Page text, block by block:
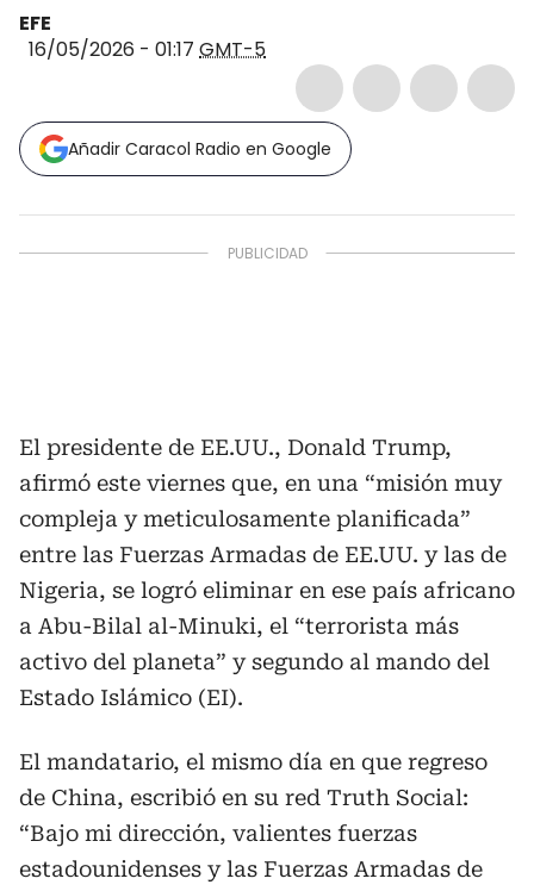
EFE
16/05/2026 - 01:17 GMT-5
Añadir Caracol Radio en Google
El presidente de EE.UU., Donald Trump,
afirmó este viernes que, en una “misión muy
compleja y meticulosamente planificada”
entre las Fuerzas Armadas de EE.UU. y las de
Nigeria, se logró eliminar en ese país africano
a Abu-Bilal al-Minuki, el “terrorista más
activo del planeta” y segundo al mando del
Estado Islámico (EI).
El mandatario, el mismo día en que regreso
de China, escribió en su red Truth Social:
“Bajo mi dirección, valientes fuerzas
estadounidenses y las Fuerzas Armadas de